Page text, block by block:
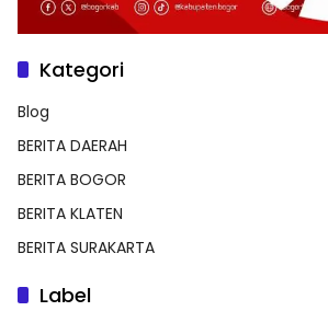
Kategori
Blog
BERITA DAERAH
BERITA BOGOR
BERITA KLATEN
BERITA SURAKARTA
Label